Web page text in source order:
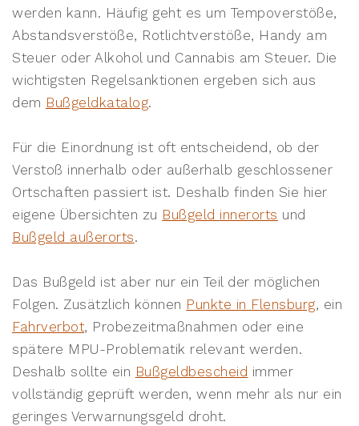
werden kann. Häufig geht es um Tempoverstöße,
Abstandsverstöße, Rotlichtverstöße, Handy am
Steuer oder Alkohol und Cannabis am Steuer. Die
wichtigsten Regelsanktionen ergeben sich aus
dem Bußgeldkatalog.
Für die Einordnung ist oft entscheidend, ob der
Verstoß innerhalb oder außerhalb geschlossener
Ortschaften passiert ist. Deshalb finden Sie hier
eigene Übersichten zu Bußgeld innerorts und
Bußgeld außerorts.
Das Bußgeld ist aber nur ein Teil der möglichen
Folgen. Zusätzlich können Punkte in Flensburg, ein
Fahrverbot, Probezeitmaßnahmen oder eine
spätere MPU-Problematik relevant werden.
Deshalb sollte ein Bußgeldbescheid immer
vollständig geprüft werden, wenn mehr als nur ein
geringes Verwarnungsgeld droht.